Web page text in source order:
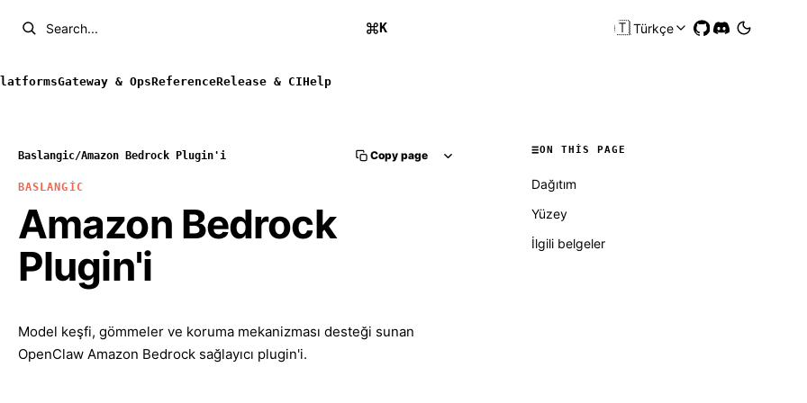
Search... K 🇹🇷Türkçe
Gateway & OpsReferenceRelease & CIHelp
Baslangic/Amazon Bedrock Plugin'i Copy page
BASLANGIC
Amazon Bedrock
Plugin'i
Model keşfi, gömmeler ve koruma mekanizması desteği sunan
OpenClaw Amazon Bedrock sağlayıcı plugin'i.
ON THIS PAGE
Dağıtım
Yüzey
İlgili belgeler